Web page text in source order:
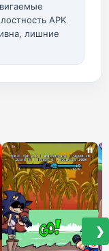
APK
лишние
❯